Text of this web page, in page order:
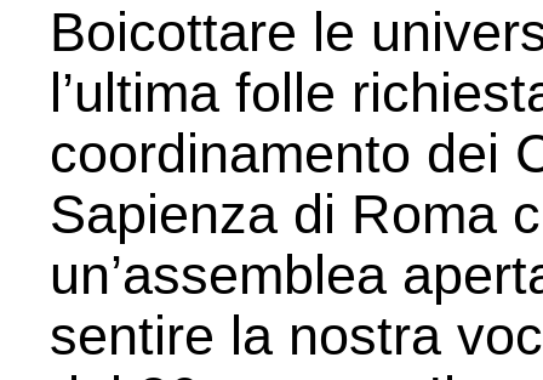
Boicottare le
l’ultima folle
coordinamento dei
Sapienza di Roma
un’assemblea
sentire la nostra